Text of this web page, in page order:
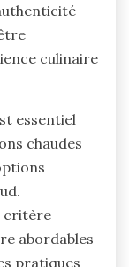
culinaire
essentiel
chaudes
critère
abordables
pratiques